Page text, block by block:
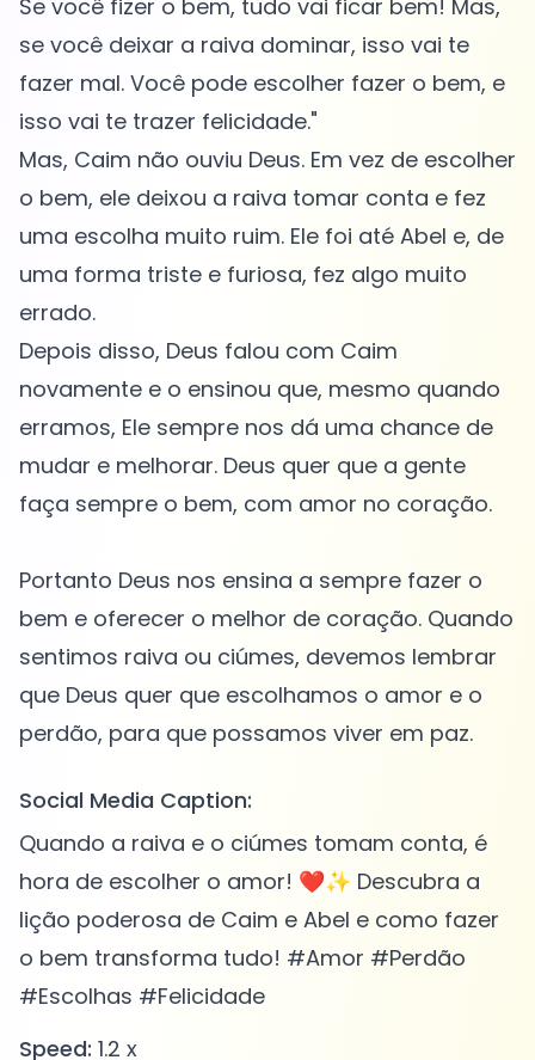
Se você fizer o bem, tudo vai ficar bem! Mas,
se você deixar a raiva dominar, isso vai te
fazer mal. Você pode escolher fazer o bem, e
isso vai te trazer felicidade."
Mas, Caim não ouviu Deus. Em vez de escolher
o bem, ele deixou a raiva tomar conta e fez
uma escolha muito ruim. Ele foi até Abel e, de
uma forma triste e furiosa, fez algo muito
errado.
Depois disso, Deus falou com Caim
novamente e o ensinou que, mesmo quando
erramos, Ele sempre nos dá uma chance de
mudar e melhorar. Deus quer que a gente
faça sempre o bem, com amor no coração.
Portanto Deus nos ensina a sempre fazer o
bem e oferecer o melhor de coração. Quando
sentimos raiva ou ciúmes, devemos lembrar
que Deus quer que escolhamos o amor e o
Social Media Caption:
Quando a raiva e o ciúmes tomam conta, é
hora de escolher o amor! ❤️✨ Descubra a
lição poderosa de Caim e Abel e como fazer
o bem transforma tudo! #Amor #Perdão
#Escolhas #Felicidade
Speed: 1.2 x